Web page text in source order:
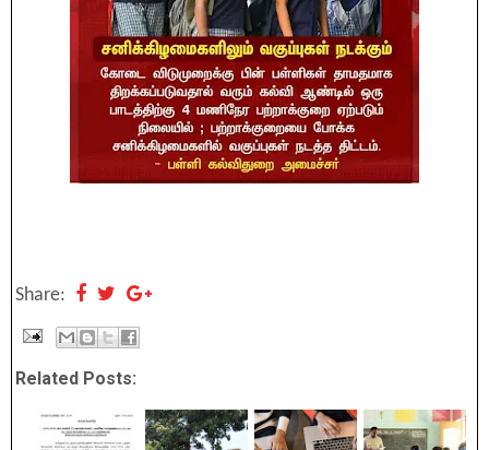
Share:
Related Posts: